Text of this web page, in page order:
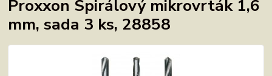
Proxxon Spirálový mikrovrták 1,6
mm, sada 3 ks, 28858